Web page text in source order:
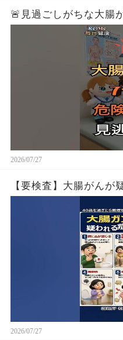
🚨見過ごしがちな大腸
2026/07/27
【要検査】大腸がんが
2026/07/27